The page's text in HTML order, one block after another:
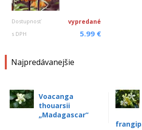
Dostupnosť vypredané
s DPH 5.99 €
Najpredávanejšie
Voacanga
thouarsii
„Madagascar“